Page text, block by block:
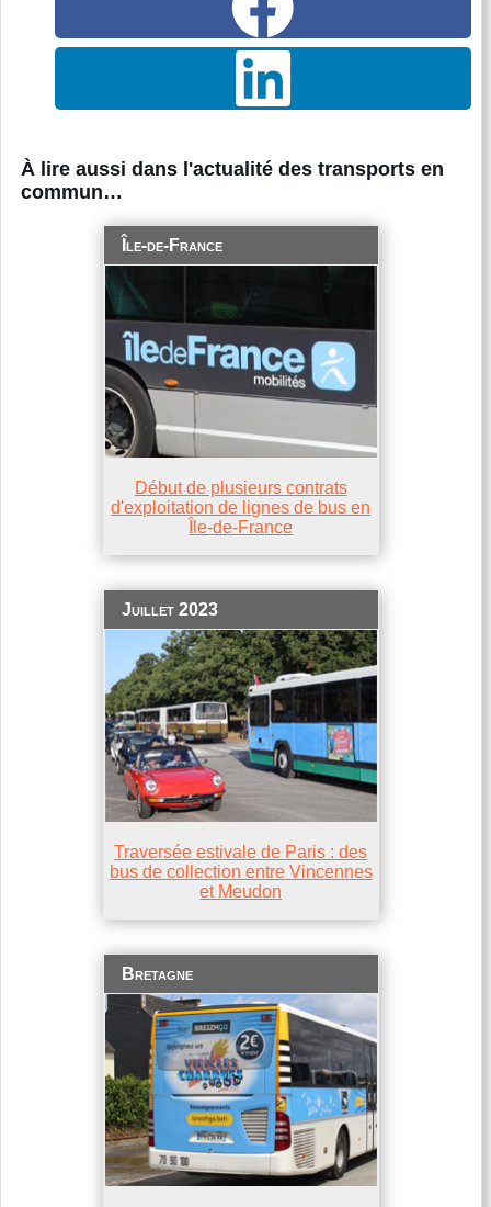
À lire aussi dans l'actualité des transports en
commun…
Île-de-France
Début de plusieurs contrats
d'exploitation de lignes de bus en
Île-de-France
Juillet 2023
Traversée estivale de Paris : des
bus de collection entre Vincennes
et Meudon
Bretagne